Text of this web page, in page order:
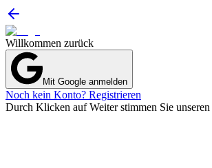
Willkommen zurück
Mit Google anmelden
Noch kein Konto? Registrieren
Durch Klicken auf Weiter stimmen Sie unseren